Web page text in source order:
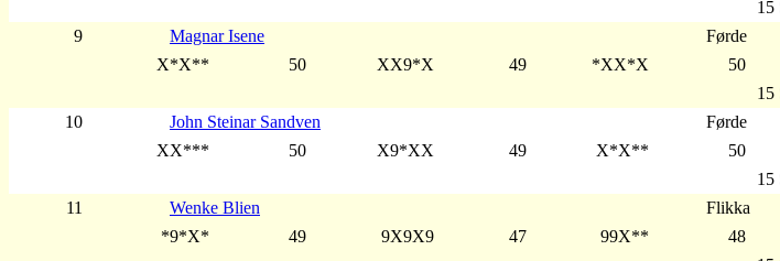
15
9
Magnar Isene Førde
X*X**
50 XX9*X 49 *XX*X 50
15
10
John Steinar Sandven Førde
XX***
50 X9*XX 49 X*X** 50
15
11
Wenke Blien Flikka
*9*X*
49 9X9X9 47 99X** 48